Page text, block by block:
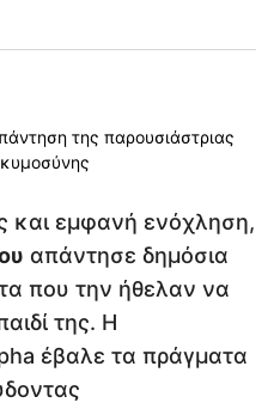
και εμφανή ενόχληση,
απάντησε δημόσια
που την ήθελαν να
της. Η
έβαλε τα πράγματα